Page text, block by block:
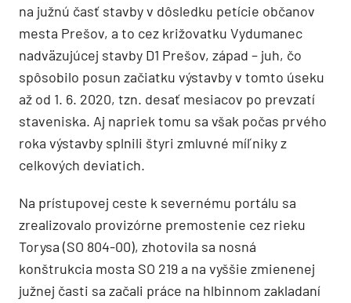
na južnú časť stavby v dôsledku petície občanov
mesta Prešov, a to cez križovatku Vydumanec
nadväzujúcej stavby D1 Prešov, západ – juh, čo
spôsobilo posun začiatku výstavby v tomto úseku
až od 1. 6. 2020, tzn. desať mesiacov po prevzatí
staveniska. Aj napriek tomu sa však počas prvého
roka výstavby splnili štyri zmluvné míľniky z
celkových deviatich.
Na prístupovej ceste k severnému portálu sa
zrealizovalo provizórne premostenie cez rieku
Torysa (SO 804-00), zhotovila sa nosná
konštrukcia mosta SO 219 a na vyššie zmienenej
južnej časti sa začali práce na hlbinnom zakladaní